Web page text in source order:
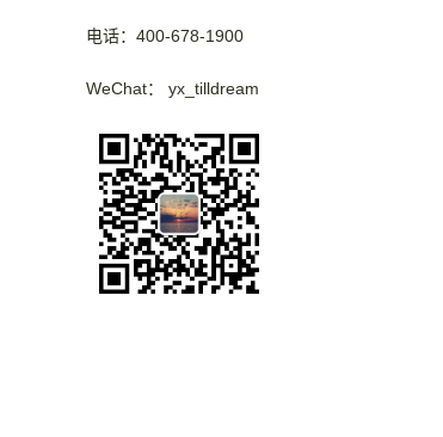
电话：400-678-1900
WeChat： yx_tilldream